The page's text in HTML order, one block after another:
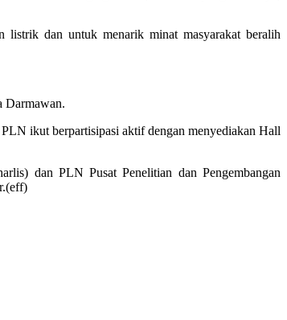
listrik dan untuk menarik minat masyarakat beralih
Darmawan.
ikut berpartisipasi aktif dengan menyediakan Hall
dan PLN Pusat Penelitian dan Pengembangan